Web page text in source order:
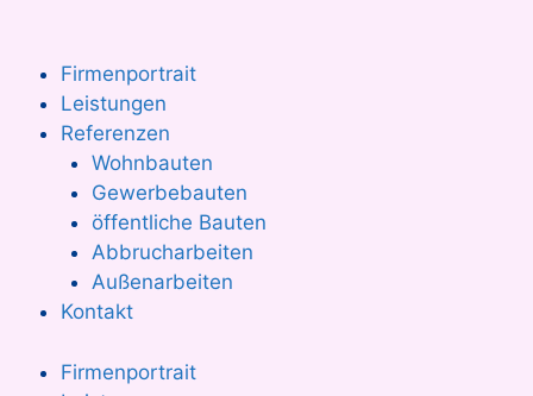
Firmenportrait
Leistungen
Referenzen
Wohnbauten
Gewerbebauten
öffentliche Bauten
Abbrucharbeiten
Außenarbeiten
Kontakt
Firmenportrait